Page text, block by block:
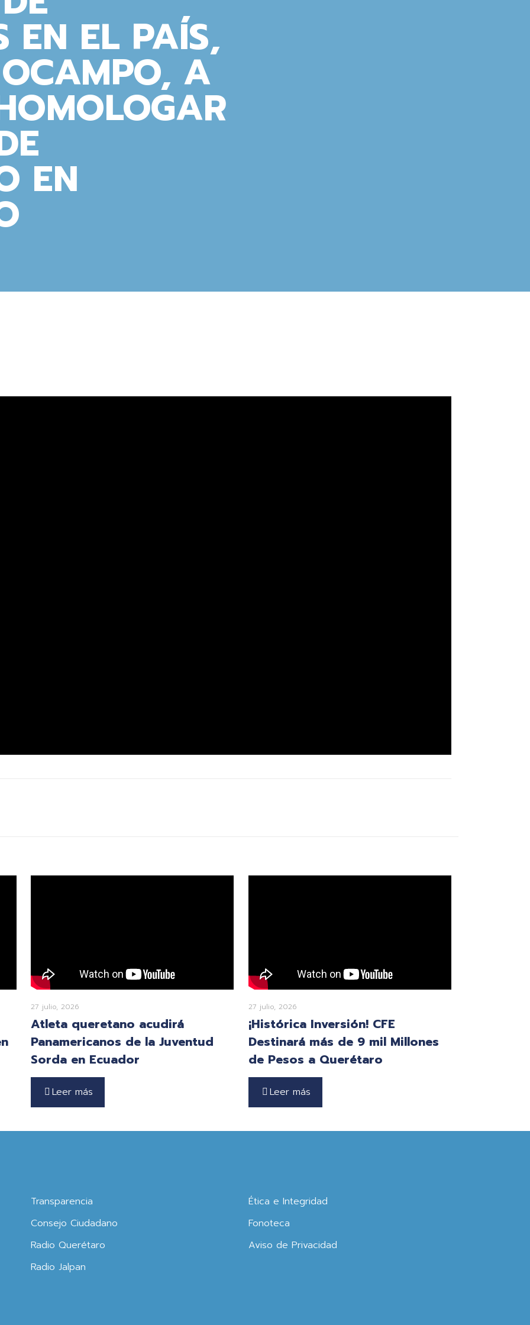
EN EL PAÍS,
A
EN
27 julio, 2026
Atleta queretano acudirá
Panamericanos de la Juventud
Sorda en Ecuador
Leer más
27 julio, 2026
¡Histórica Inversión! CFE
Destinará más de 9 mil Millones
de Pesos a Querétaro
Leer más
Transparencia
Consejo Ciudadano
Radio Querétaro
Radio Jalpan
Ética e Integridad
Fonoteca
Aviso de Privacidad